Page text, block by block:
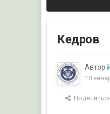
Кедров
Автор
18